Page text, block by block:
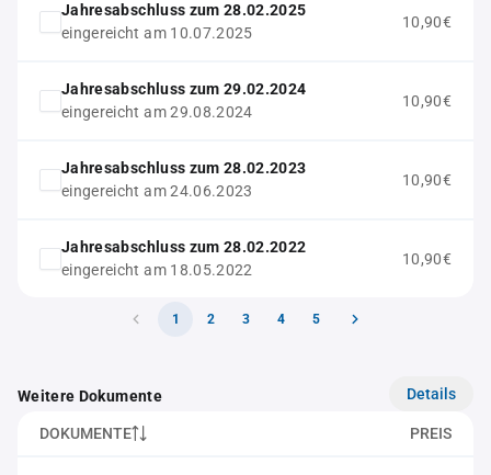
Jahresabschluss zum 28.02.2025
eingereicht am 10.07.2025
10,90€
Jahresabschluss zum 29.02.2024
eingereicht am 29.08.2024
10,90€
Jahresabschluss zum 28.02.2023
eingereicht am 24.06.2023
10,90€
Jahresabschluss zum 28.02.2022
eingereicht am 18.05.2022
10,90€
1 2 3 4 5
Weitere Dokumente Details
DOKUMENTE PREIS